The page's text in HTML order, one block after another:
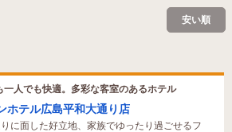
安い順
人でも快適。多彩な客室のあるホテル
ホテル広島平和大通り店
に面した好立地、家族でゆったり過ごせるフ